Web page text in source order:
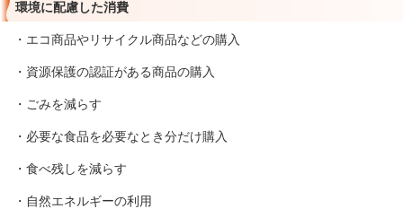
環境に配慮した消費
・エコ商品やリサイクル商品などの購入
・資源保護の認証がある商品の購入
・ごみを減らす
・必要な食品を必要なとき分だけ購入
・食べ残しを減らす
・自然エネルギーの利用